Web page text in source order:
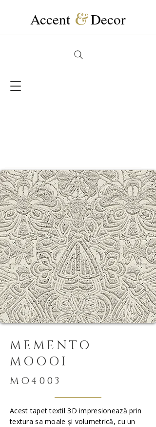
Accent &Decor
MEMENTO
MOOOI
MO4003
Acest tapet textil 3D impresionează prin
textura sa moale și volumetrică, cu un